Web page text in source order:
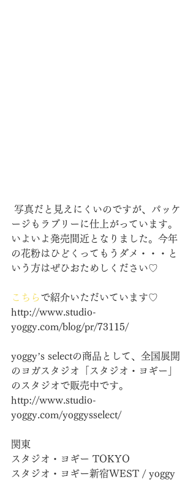
ージもラブリーに仕上がっています。
いよいよ発売間近となりました。今年
の花粉はひどくってもうダメ・・・と
いう方はぜひおためしください♡
こちらで紹介いただいています♡
http://www.studio-
yoggy.com/blog/pr/73115/
yoggy’s selectの商品として、全国展開
のヨガスタジオ「スタジオ・ヨギー」
のスタジオで販売中です。
http://www.studio-
yoggy.com/yoggysselect/
関東
スタジオ・ヨギー TOKYO
スタジオ・ヨギー新宿WEST / yoggy